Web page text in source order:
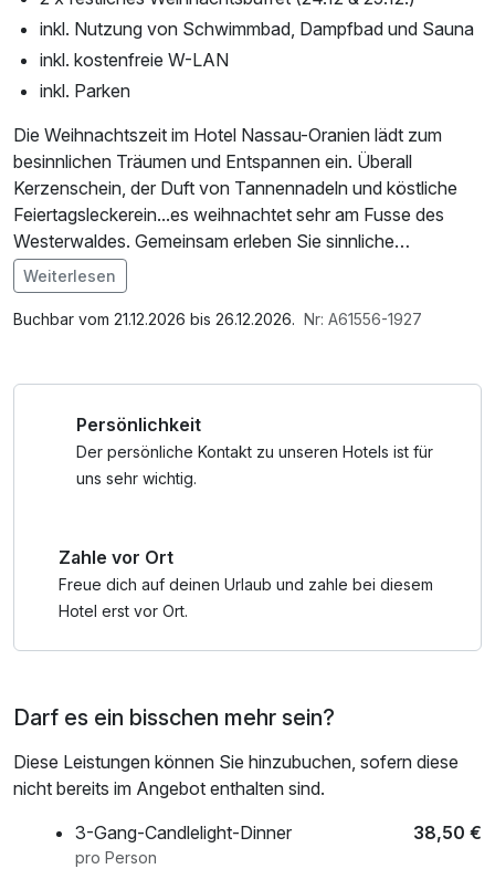
inkl. Nutzung von Schwimmbad, Dampfbad und Sauna
inkl. kostenfreie W-LAN
inkl. Parken
Die Weihnachtszeit im Hotel Nassau-Oranien lädt zum
besinnlichen Träumen und Entspannen ein. Überall
Kerzenschein, der Duft von Tannennadeln und köstliche
Feiertagsleckerein...es weihnachtet sehr am Fusse des
Westerwaldes. Gemeinsam erleben Sie sinnliche
Augenblicke im Partnerraum mit einer Cleopatrapackung
für Sie freischwebend in der Wasserschwebeliege und
einer entspannenden Rücken-/ Nackenmassage für Ihn.
Im Angebot enthalten
Saunabenutzung, Saunatuch, Leihbademantel, Parkplatz,
Weiterlesen
Buchbar vom 21.12.2026 bis 26.12.2026. Nr: A61556-1927
Persönlichkeit
Der persönliche Kontakt zu unseren Hotels ist für
uns sehr wichtig.
Zahle vor Ort
Freue dich auf deinen Urlaub und zahle bei diesem
Hotel erst vor Ort.
Darf es ein bisschen mehr sein?
Diese Leistungen können Sie hinzubuchen, sofern diese
nicht bereits im Angebot enthalten sind.
3-Gang-Candlelight-Dinner
38,50 €
pro Person